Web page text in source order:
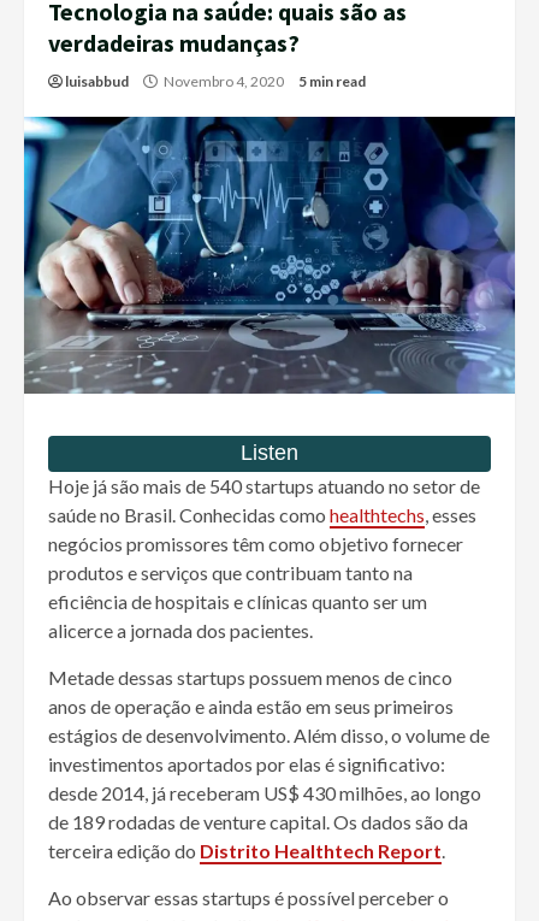
Tecnologia na saúde: quais são as
verdadeiras mudanças?
luisabbud Novembro 4, 2020 5 min read
Hoje já são mais de 540 startups atuando no setor de
saúde no Brasil. Conhecidas como healthtechs, esses
negócios promissores têm como objetivo fornecer
produtos e serviços que contribuam tanto na
eficiência de hospitais e clínicas quanto ser um
alicerce a jornada dos pacientes.
Metade dessas startups possuem menos de cinco
anos de operação e ainda estão em seus primeiros
estágios de desenvolvimento. Além disso, o volume de
investimentos aportados por elas é significativo:
desde 2014, já receberam US$ 430 milhões, ao longo
de 189 rodadas de venture capital. Os dados são da
terceira edição do Distrito Healthtech Report.
Ao observar essas startups é possível perceber o